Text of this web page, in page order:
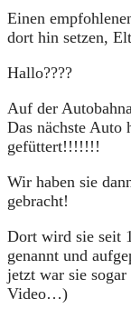
Einen
dort hin setzen,
Hallo????
Auf der
Das nächste Auto
gefüttert!!!!!!!
Wir haben sie
gebracht!
Dort wird sie seit
genannt und
jetzt war sie
Video…)